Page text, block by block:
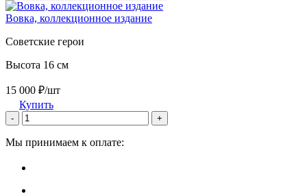
Вовка, коллекционное издание
Советские герои
Высота 16 см
15 000 ₽/шт
Купить
- +
Мы принимаем к оплате: